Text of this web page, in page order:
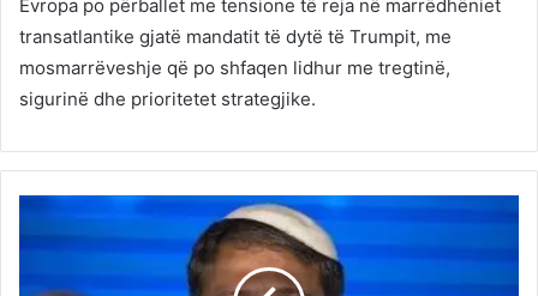
Evropa po përballet me tensione të reja në marrëdhëniet
transatlantike gjatë mandatit të dytë të Trumpit, me
mosmarrëveshje që po shfaqen lidhur me tregtinë,
sigurinë dhe prioritetet strategjike.